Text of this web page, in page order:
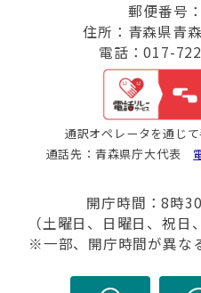
郵便番号
住所：青森県青
電話：017-
通訳オペレータを通じて
通話先：青森県庁大代表
開庁時間：8時
（土曜日、日曜日、祝日
※一部、開庁時間が異な